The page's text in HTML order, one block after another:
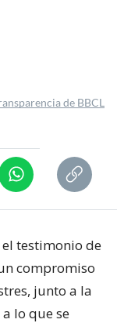
de BBCL
testimonio de
compromiso
junto a la
lo que se